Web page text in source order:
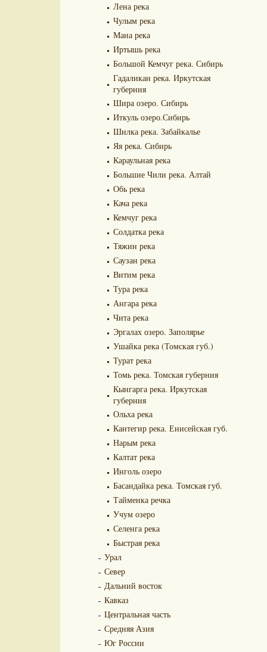
Лена река
Чулым река
Мана река
Иртышь река
Большой Кемчуг река. Сибирь
Гадаликан река. Иркутская
губерния
Шира озеро. Сибирь
Иткуль озеро.Сибирь
Шилка река. Забайкалье
Яя река. Сибирь
Караульная река
Большие Чили река. Алтай
Обь река
Кача река
Кемчуг река
Солдатка река
Тяжин река
Саузан река
Витим река
Тура река
Ангара река
Чита река
Эргалах озеро. Заполярье
Ушайка река (Томская губ.)
Турат река
Томь река. Томская губерния
Кынгарга река. Иркутская
губерния
Ольха река
Кантегир река. Енисейская губ.
Нарым река
Калтат река
Инголь озеро
Басандайка река. Томская губ.
Тайменка речка
Учум озеро
Селенга река
Быстрая река
Урал
Север
Дальний восток
Кавказ
Центральная часть
Средняя Азия
Юг России